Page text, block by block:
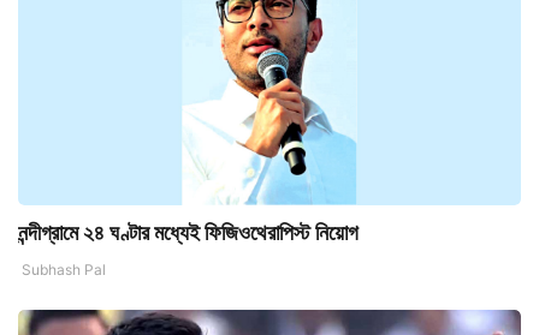
নন্দীগ্রামে ২৪ ঘণ্টার মধ্যেই ফিজিওথেরাপিস্ট নিয়োগ
Subhash Pal